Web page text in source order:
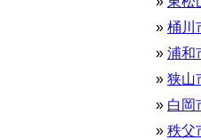
桶川
浦和
狭山
白岡
秩父